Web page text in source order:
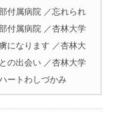
付属病院 ／忘れられ
付属病院 ／杏林大学
になります ／杏林大
の出会い ／杏林大学
ートわしづかみ